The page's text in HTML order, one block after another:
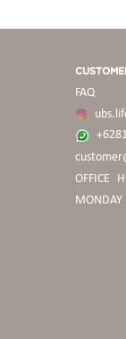
FAQ
OFFICE